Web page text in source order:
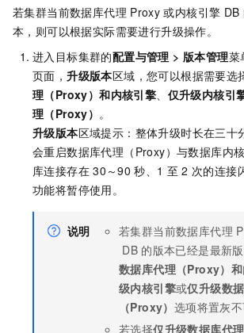
若集群当前数据库代理 Proxy 或内核引擎 DB
本，则可以根据实际需要进行升级操作。
进入目标集群的配置与管理 >版本管理菜
页面，升级版本区域，您可以根据需要选
理（Proxy）和内核引擎、 仅升级内核引
理（Proxy） 。
升级版本区域提示：整体升级时长在三十
会重启数据库代理（Proxy）与数据库内
库连接存在 30～90 秒、1 至 2 次的连接
功能将暂停使用。
说明 若集群当前数据库代理
DB 的版本已经是最新
数据库代理（Proxy）
级内核引擎或仅升级数
（Proxy） 选项将置灰不
若选择仅升级数据库代